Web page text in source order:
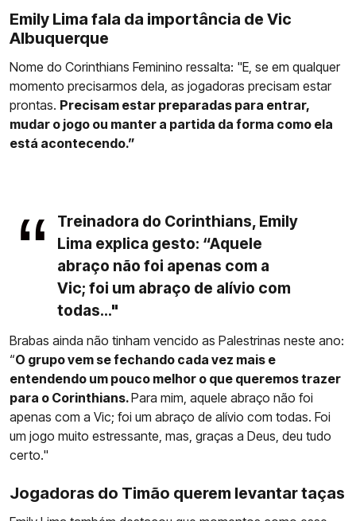
Emily Lima fala da importância de Vic
Albuquerque
Nome do Corinthians Feminino ressalta: "E, se em qualquer
momento precisarmos dela, as jogadoras precisam estar
prontas. Precisam estar preparadas para entrar,
mudar o jogo ou manter a partida da forma como ela
está acontecendo.”
Treinadora do Corinthians, Emily
Lima explica gesto: “Aquele
abraço não foi apenas com a
Vic; foi um abraço de alívio com
todas..."
Brabas ainda não tinham vencido as Palestrinas neste ano:
“O grupo vem se fechando cada vez mais e
entendendo um pouco melhor o que queremos trazer
para o Corinthians.Para mim, aquele abraço não foi
apenas com a Vic; foi um abraço de alívio com todas. Foi
um jogo muito estressante, mas, graças a Deus, deu tudo
certo."
Jogadoras do Timão querem levantar taças